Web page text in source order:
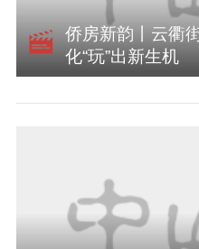
侨房新韵丨云衢
化“玩”出新生机